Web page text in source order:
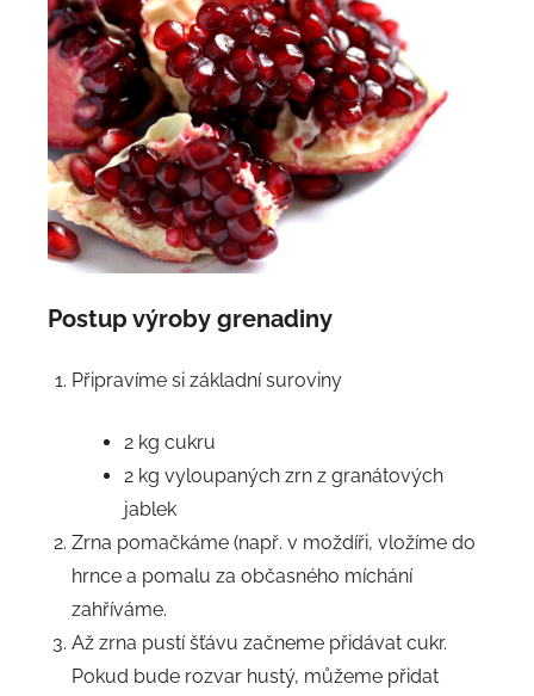
Postup výroby grenadiny
Připravíme si základní suroviny
2 kg cukru
2 kg vyloupaných zrn z granátových
jablek
Zrna pomačkáme (např. v moždíři, vložíme do
hrnce a pomalu za občasného míchání
zahříváme.
Až zrna pustí šťávu začneme přidávat cukr.
Pokud bude rozvar hustý, můžeme přidat